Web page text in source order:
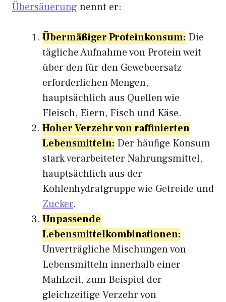
Übersäuerung nennt er:
Übermäßiger Proteinkonsum: Die
tägliche Aufnahme von Protein weit
über den für den Gewebeersatz
erforderlichen Mengen,
hauptsächlich aus Quellen wie
Fleisch, Eiern, Fisch und Käse.
Hoher Verzehr von raffinierten
Lebensmitteln: Der häufige Konsum
stark verarbeiteter Nahrungsmittel,
hauptsächlich aus der
Kohlenhydratgruppe wie Getreide und
Zucker.
Unpassende
Lebensmittelkombinationen:
Unverträgliche Mischungen von
Lebensmitteln innerhalb einer
Mahlzeit, zum Beispiel der
gleichzeitige Verzehr von